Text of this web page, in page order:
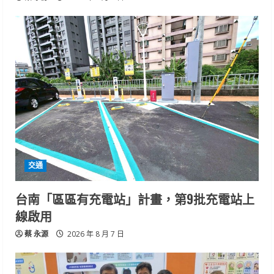
交通
台南「區區有充電站」計畫，第9批充電站上
線啟用
蔡 永源 2026 年 8 月 7 日